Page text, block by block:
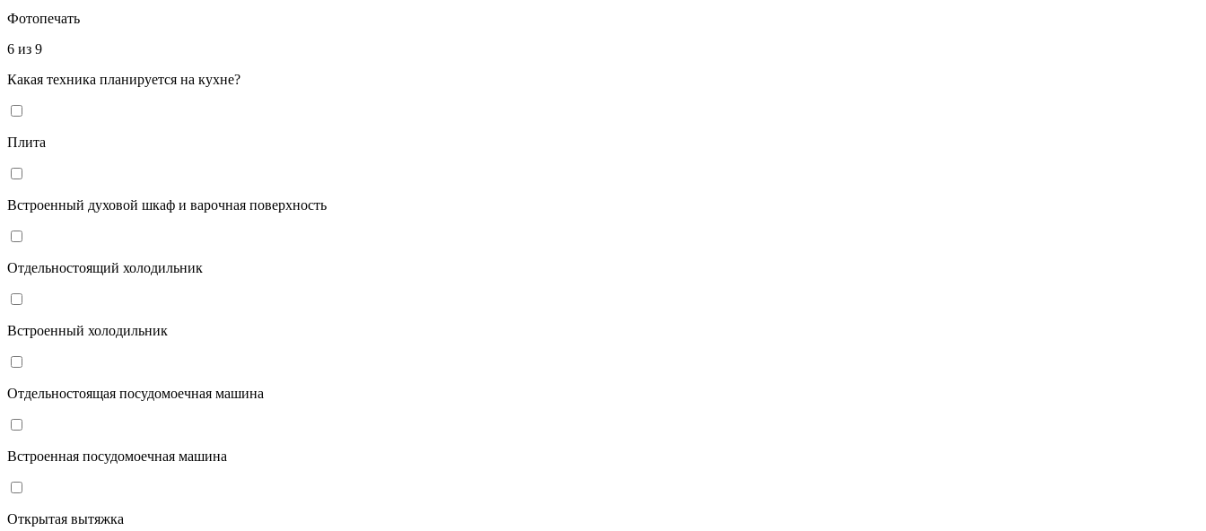
Фотопечать
6 из 9
Какая техника планируется на кухне?
Плита
Встроенный духовой шкаф и варочная поверхность
Отдельностоящий холодильник
Встроенный холодильник
Отдельностоящая посудомоечная машина
Встроенная посудомоечная машина
Открытая вытяжка